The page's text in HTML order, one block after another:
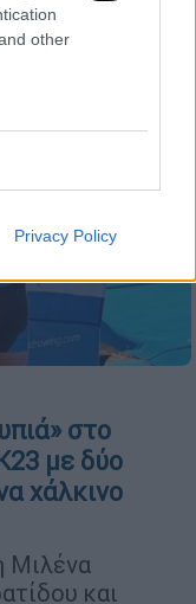
other
Privacy Policy
στο
με δύο
χάλκινο
Μιλένα
και